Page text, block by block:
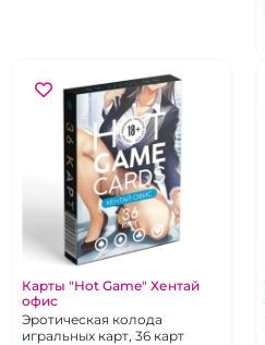
Карты "Hot Game" Хентай
офис
Эротическая колода
игральных карт, 36 карт